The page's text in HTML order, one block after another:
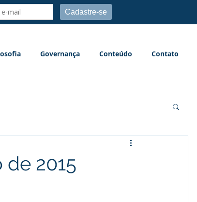
Governança Conteúdo Contato
de 2015